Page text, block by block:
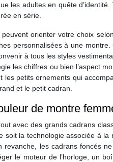
les adultes en quête
en série.
peuvent orienter votre choix
personnalisées à une
à tous les styles
les chiffres ou bien l’aspect
petits ornements qui
et le petit cadran.
de montre
avec des grands cadrans
soit la technologie associée à
revanche, les cadrans foncés
le moteur de l’horloge, un